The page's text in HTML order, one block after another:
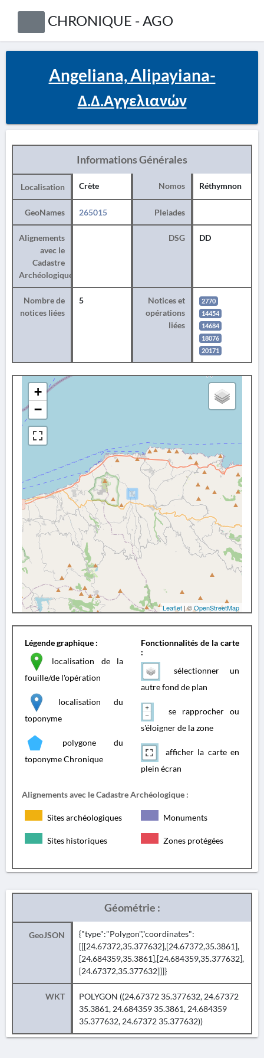
CHRONIQUE - AGO
Angeliana, Alipayiana-
Δ.Δ.Αγγελιανών
Informations Générales
Localisation Crète Nomos Réthymnon
GeoNames 265015 Pleiades
Alignements
avec le
Cadastre
Archéologique
DSG DD
Nombre de
notices liées
5
Notices et
opérations
liées
2770
14454
14684
18076
20171
+
−
Leaflet | ©OpenStreetMap
Légende graphique :
localisation de la
fouille/de l'opération
localisation du
toponyme
polygone du
toponyme Chronique
Fonctionnalités de la carte
:
sélectionner un
autre fond de plan
se rapprocher ou
s'éloigner de la zone
afficher la carte en
plein écran
Alignements avec le Cadastre Archéologique :
Sites archéologiques Monuments
Sites historiques Zones protégées
Géométrie :
GeoJSON
{"type":"Polygon","coordinates":
[[[24.67372,35.377632],[24.67372,35.3861],
[24.684359,35.3861],[24.684359,35.377632],
[24.67372,35.377632]]]}
WKT
POLYGON ((24.67372 35.377632, 24.67372
35.3861, 24.684359 35.3861, 24.684359
35.377632, 24.67372 35.377632))